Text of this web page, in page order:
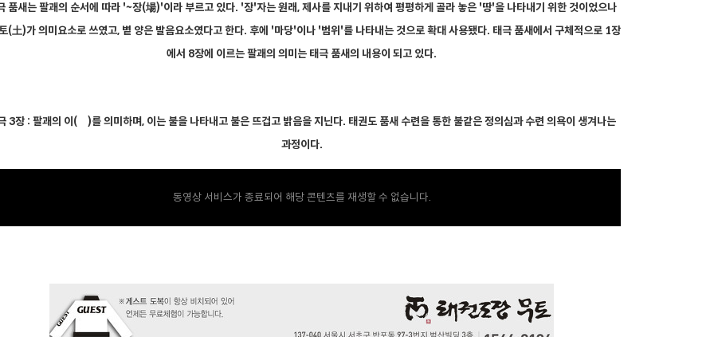
품새는팔괘의 순서에 따라 '~장(場)'이라 부르고 있다. '장'자는 원래, 제사를 지내기 위하여 평평하게 골라 놓은 '땅'을 나타내기 위한 것이었으나
(土)가 의미요소로 쓰였고, 볕 양은 발음요소였다고 한다. 후에 '마당'이나 '범위'를 나타내는 것으로 확대 사용됐다. 태극 품새에서 구체적으로 1장
에서 8장에 이르는 팔괘의 의미는 태극 품새의 내용이 되고 있다.
3장 : 팔괘의 이(離)를 의미하며, 이는 불을 나타내고 불은 뜨겁고 밝음을 지닌다. 태권도 품새 수련을 통한 불같은 정의심과 수련 의욕이 생겨나는
과정이다.
동영상 서비스가 종료되어 해당 콘텐츠를 재생할 수 없습니다.